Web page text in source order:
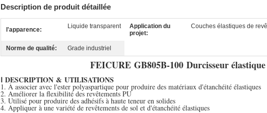
Description de produit détaillée
l'apparence: Liquide transparent
Application du
projet:
Couches élastiques de
Norme de qualité: Grade industriel
FEICURE GB805B-100 Durcisseur élastique
Ⅰ DESCRIPTION & UTILISATIONS
1. À associer avec l'ester polyaspartique pour produire des matériaux d'étanchéité élastiques
2. Améliorer la flexibilité des revêtements PU
3. Utilisé pour produire des adhésifs à haute teneur en solides
4. Appliquer à une variété de revêtements de sol et d'étanchéité élastiques